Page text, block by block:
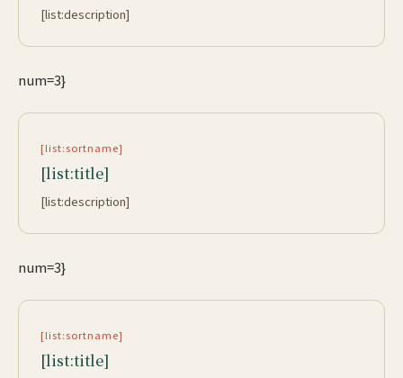
[list:description]
num=3}
[list:sortname]
[list:title]
[list:description]
num=3}
[list:sortname]
[list:title]